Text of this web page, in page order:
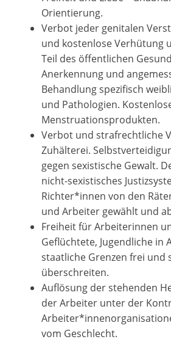
Orientierung.
Verbot jeder genitalen
und kostenlose Verhütung
Teil des öffentlichen
Anerkennung und
Behandlung spezifisch
und Pathologien.
Menstruationsprodukten.
Verbot und strafrechtliche
Zuhälterei.
gegen sexistische Gewalt.
nicht-sexistisches
Richter*innen von den
und Arbeiter gewählt und
Freiheit für Arbeiterinnen
Geflüchtete, Jugendliche in
staatliche Grenzen frei und
überschreiten.
Auflösung der stehenden
der Arbeiter unter der
vom Geschlecht.